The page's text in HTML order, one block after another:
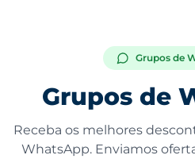
Grupos de
Grupos de
Receba os melhores
WhatsApp. Enviamos